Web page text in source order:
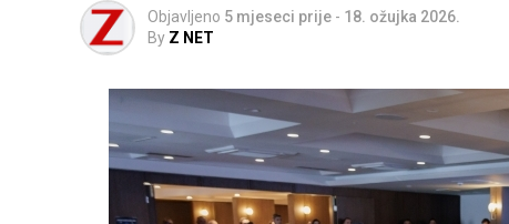
Objavljeno 5 mjeseci prije - 18. ožujka 2026.
By Z NET